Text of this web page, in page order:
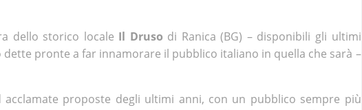
dello storico locale Il Druso di Ranica (BG) – disponibili gli ultimi
pronte a far innamorare il pubblico italiano in quella che sarà –
proposte degli ultimi anni, con un pubblico sempre più